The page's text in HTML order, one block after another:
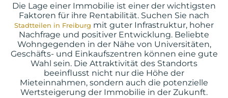
Die Lage einer Immobilie ist einer der wichtigsten
Faktoren für ihre Rentabilität. Suchen Sie nach
Stadtteilen in Freiburg mit guter Infrastruktur, hoher
Nachfrage und positiver Entwicklung. Beliebte
Wohngegenden in der Nähe von Universitäten,
Geschäfts- und Einkaufszentren können eine gute
Wahl sein. Die Attraktivität des Standorts
beeinflusst nicht nur die Höhe der
Mieteinnahmen, sondern auch die potenzielle
Wertsteigerung der Immobilie in der Zukunft.